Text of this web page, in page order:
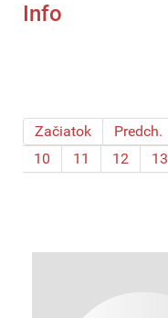
Info
Začiatok Predch.
10
11 12 13